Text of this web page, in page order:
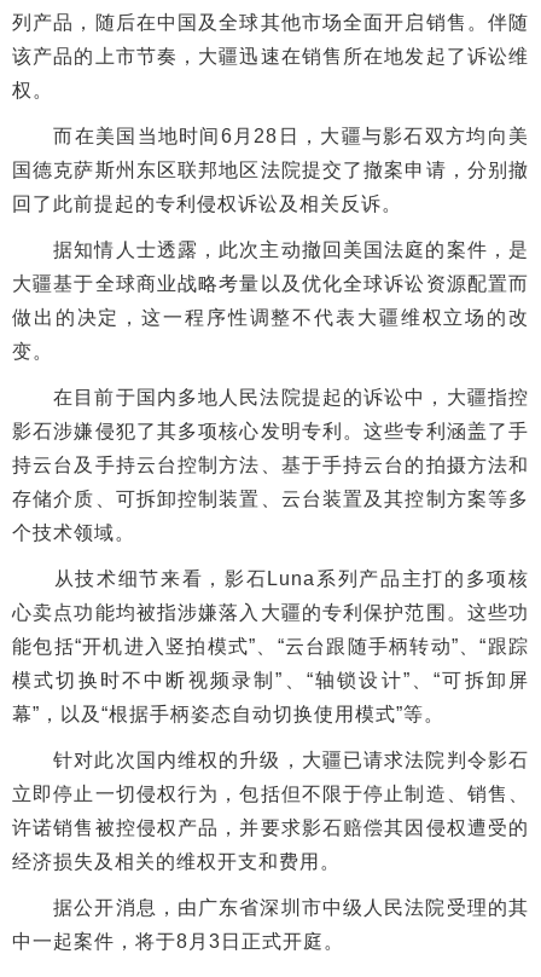
列产品，随后在中国及全球其他市场全面开启销售。伴随
该产品的上市节奏，大疆迅速在销售所在地发起了诉讼维
权。
而在美国当地时间6月28日，大疆与影石双方均向美
国德克萨斯州东区联邦地区法院提交了撤案申请，分别撤
回了此前提起的专利侵权诉讼及相关反诉。
据知情人士透露，此次主动撤回美国法庭的案件，是
大疆基于全球商业战略考量以及优化全球诉讼资源配置而
做出的决定，这一程序性调整不代表大疆维权立场的改
变。
在目前于国内多地人民法院提起的诉讼中，大疆指控
影石涉嫌侵犯了其多项核心发明专利。这些专利涵盖了手
持云台及手持云台控制方法、基于手持云台的拍摄方法和
存储介质、可拆卸控制装置、云台装置及其控制方案等多
个技术领域。
从技术细节来看，影石Luna系列产品主打的多项核
心卖点功能均被指涉嫌落入大疆的专利保护范围。这些功
能包括“开机进入竖拍模式”、“云台跟随手柄转动”、“跟踪
模式切换时不中断视频录制”、“轴锁设计”、“可拆卸屏
幕”，以及“根据手柄姿态自动切换使用模式”等。
针对此次国内维权的升级，大疆已请求法院判令影石
立即停止一切侵权行为，包括但不限于停止制造、销售、
许诺销售被控侵权产品，并要求影石赔偿其因侵权遭受的
经济损失及相关的维权开支和费用。
据公开消息，由广东省深圳市中级人民法院受理的其
中一起案件，将于8月3日正式开庭。